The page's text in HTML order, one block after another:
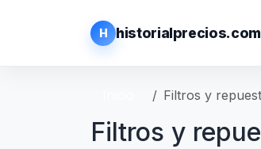
H historialprecios.com
Filtros y
Filtros y